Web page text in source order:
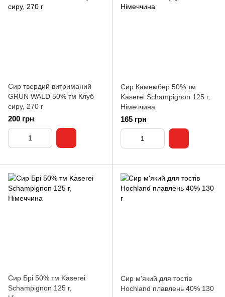
Сир твердий витриманий
GRUN WALD 50% тм Клуб
сиру, 270 г
200 грн
Сир Камембер 50% тм
Kaserei Schampignon 125 г,
Німеччина
165 грн
Сир Брі 50% тм Kaserei
Schampignon 125 г,
Сир м'який для тостів
Hochland плавлень 40% 130